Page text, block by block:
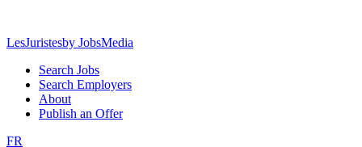
LesJuristesby JobsMedia
Search Jobs
Search Employers
About
Publish an Offer
FR